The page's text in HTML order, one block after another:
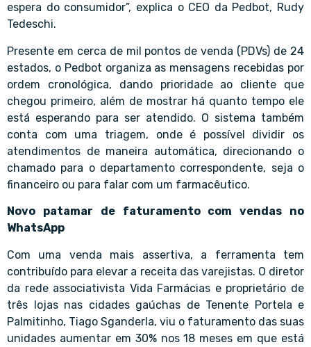
espera do consumidor”, explica o CEO da Pedbot, Rudy
Tedeschi.
Presente em cerca de mil pontos de venda (PDVs) de 24
estados, o Pedbot organiza as mensagens recebidas por
ordem cronológica, dando prioridade ao cliente que
chegou primeiro, além de mostrar há quanto tempo ele
está esperando para ser atendido. O sistema também
conta com uma triagem, onde é possível dividir os
atendimentos de maneira automática, direcionando o
chamado para o departamento correspondente, seja o
financeiro ou para falar com um farmacêutico.
Novo patamar de faturamento com vendas no
WhatsApp
Com uma venda mais assertiva, a ferramenta tem
contribuído para elevar a receita das varejistas. O diretor
da rede associativista Vida Farmácias e proprietário de
três lojas nas cidades gaúchas de Tenente Portela e
Palmitinho, Tiago Sganderla, viu o faturamento das suas
unidades aumentar em 30% nos 18 meses em que está